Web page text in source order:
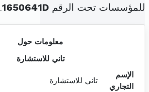
للمؤسسات تحت الرقم 1650641D
.
معلومات حول
تاني للاستشارة
الإسم
التجاري
تاني للاستشارة